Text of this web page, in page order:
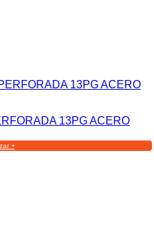
13PG ACERO
+